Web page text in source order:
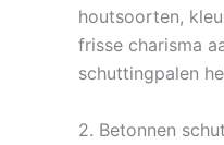
houtsoorten,
frisse charisma
schuttingpalen
2. Betonnen